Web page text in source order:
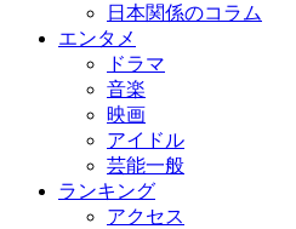
日本関係のコラム
エンタメ
ドラマ
音楽
映画
アイドル
芸能一般
ランキング
アクセス